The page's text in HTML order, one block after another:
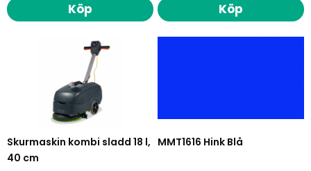
Köp Köp
Skurmaskin kombi sladd 18 l,
40 cm
MMT1616 Hink Blå